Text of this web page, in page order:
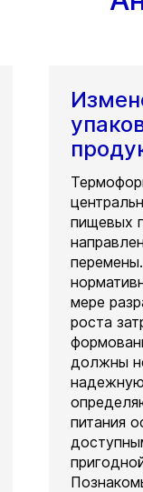
пищевых
мере
роста
должны
питания